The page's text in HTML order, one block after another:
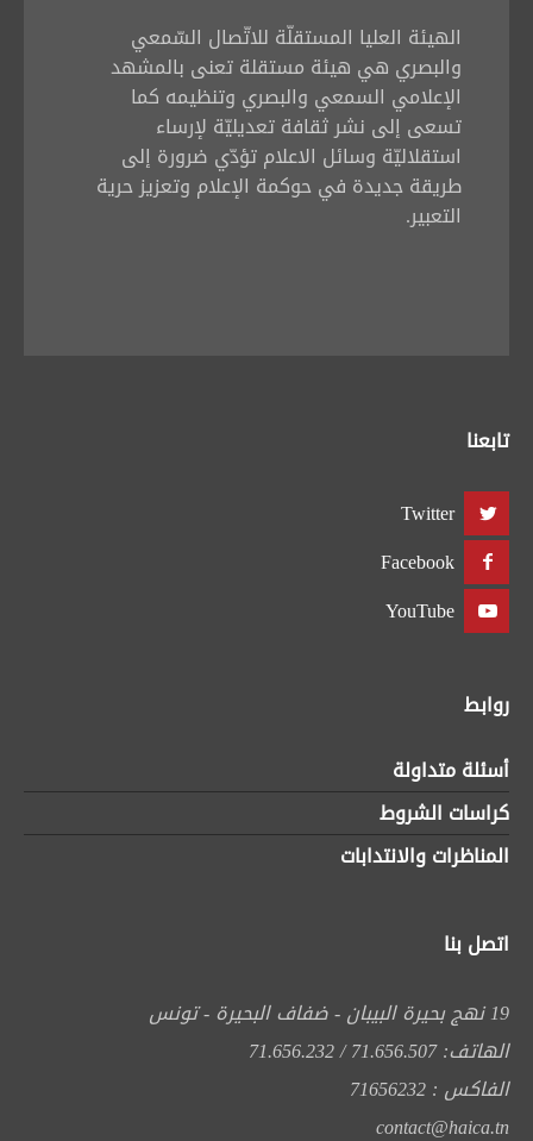
الهيئة العليا المستقلّة للاتّصال السّمعي
والبصري هي هيئة مستقلة تعنى بالمشهد
الإعلامي السمعي والبصري وتنظيمه كما
تسعى إلى نشر ثقافة تعديليّة لإرساء
استقلاليّة وسائل الاعلام تؤدّي ضرورة إلى
طريقة جديدة في حوكمة الإعلام وتعزيز حرية
التعبير.
تابعنا
Twitter
Facebook
YouTube
روابط
أسئلة متداولة
كراسات الشروط
المناظرات والانتدابات
اتصل بنا
19 نهج بحيرة البيبان - ضفاف البحيرة - تونس
الهاتف: 71.656.507 / 71.656.232
الفاكس : 71656232
contact@haica.tn